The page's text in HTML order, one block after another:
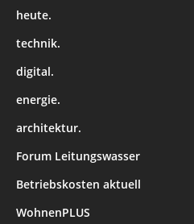
heute.
technik.
digital.
energie.
architektur.
Forum Leitungswasser
Betriebskosten aktuell
WohnenPLUS